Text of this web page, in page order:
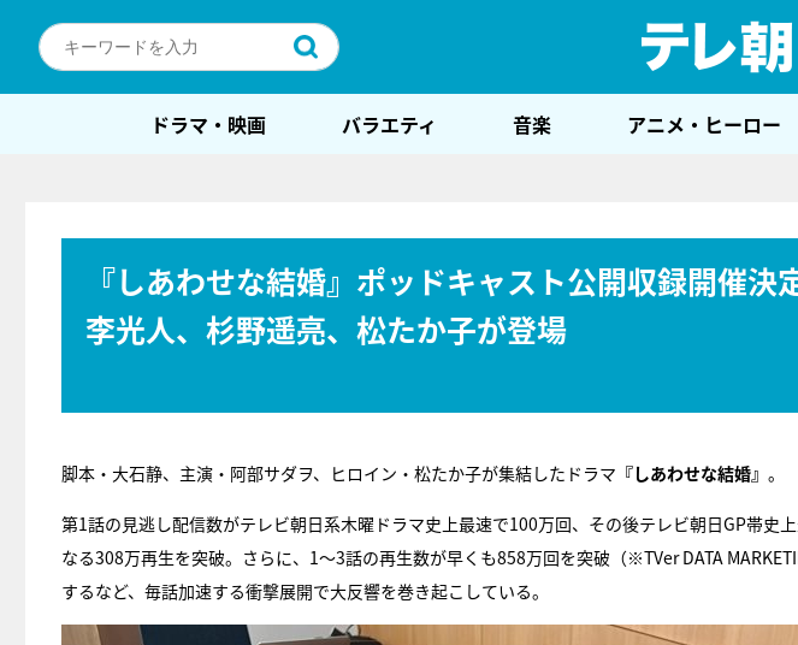
ドラマ・映画 バラエティ 音楽 アニメ・ヒーロー
『しあわせな結婚』ポッドキャスト公開収録開催決
李光人、杉野遥亮、松たか子が登場
脚本・大石静、主演・阿部サダヲ、ヒロイン・松たか子が集結したドラマ 『しあわせな結婚』 。
第1話の見逃し配信数がテレビ朝日系木曜ドラマ史上最速で100万回、その後テレビ朝日GP帯史
なる308万再生を突破。さらに、1～3話の再生数が早くも858万回を突破（※TVer DATA
するなど、毎話加速する衝撃展開で大反響を巻き起こしている。